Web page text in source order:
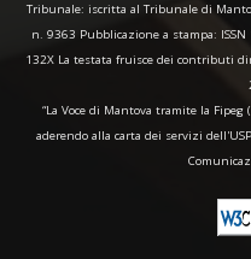
Tribunale: iscritta al Tribunale di
n. 9363 Pubblicazione a stampa:
132X La testata fruisce dei contributi
“La Voce di Mantova tramite la
aderendo alla carta dei servizi